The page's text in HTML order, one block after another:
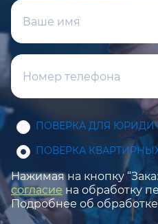
ПОВЕРКА ДЛЯ
ПОВЕРКА
Нажимая на кнопку
согласие на обработку
Подробнее об